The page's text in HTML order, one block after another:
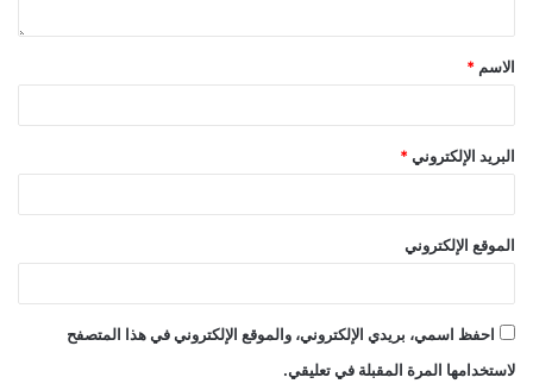
الاسم *
البريد الإلكتروني *
الموقع الإلكتروني
احفظ اسمي، بريدي الإلكتروني، والموقع الإلكتروني في هذا المتصفح
لاستخدامها المرة المقبلة في تعليقي.